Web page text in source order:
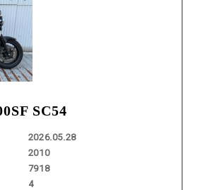
SC54
2026.05.28
2010
7918
4